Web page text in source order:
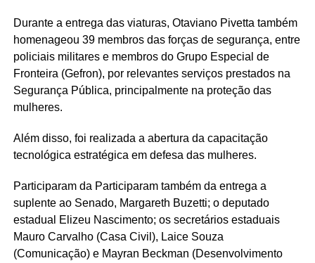
Durante a entrega das viaturas, Otaviano Pivetta também
homenageou 39 membros das forças de segurança, entre
policiais militares e membros do Grupo Especial de
Fronteira (Gefron), por relevantes serviços prestados na
Segurança Pública, principalmente na proteção das
mulheres.
Além disso, foi realizada a abertura da capacitação
tecnológica estratégica em defesa das mulheres.
Participaram da Participaram também da entrega a
suplente ao Senado, Margareth Buzetti; o deputado
estadual Elizeu Nascimento; os secretários estaduais
Mauro Carvalho (Casa Civil), Laice Souza
(Comunicação) e Mayran Beckman (Desenvolvimento